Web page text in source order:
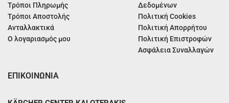
Τρόποι Πληρωμής
Τρόποι Αποστολής
Ανταλλακτικά
Ο λογαριασμός μου
Δεδομένων
Πολιτική Cookies
Πολιτική Απορρήτου
Πολιτική Επιστροφών
Ασφάλεια Συναλλαγών
ΕΠΙΚΟΙΝΩΝΙΑ